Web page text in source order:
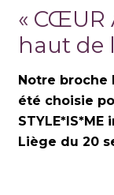
« CŒUR
haut de
Notre broche
été choisie
STYLE*IS*ME
Liège du 20